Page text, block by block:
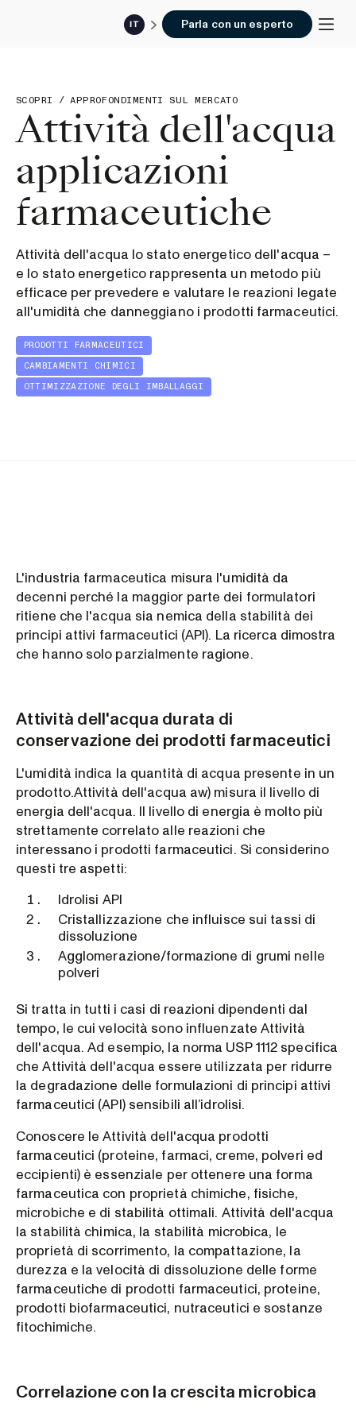
IT Parla con un esperto
SCOPRI / APPROFONDIMENTI SUL MERCATO
Attività dell'acqua
applicazioni
farmaceutiche
Attività dell'acqua lo stato energetico dell'acqua –
e lo stato energetico rappresenta un metodo più
efficace per prevedere e valutare le reazioni legate
all'umidità che danneggiano i prodotti farmaceutici.‍
PRODOTTI FARMACEUTICI
CAMBIAMENTI CHIMICI
OTTIMIZZAZIONE DEGLI IMBALLAGGI
L'industria farmaceutica misura l'umidità da
decenni perché la maggior parte dei formulatori
ritiene che l'acqua sia nemica della stabilità dei
principi attivi farmaceutici (API). La ricerca dimostra
che hanno solo parzialmente ragione.
Attività dell'acqua durata di
conservazione dei prodotti farmaceutici
L'umidità indica la quantità di acqua presente in un
prodotto.Attività dell'acqua aw) misura il livello di
energia dell'acqua. Il livello di energia è molto più
strettamente correlato alle reazioni che
interessano i prodotti farmaceutici. Si considerino
questi tre aspetti:
Idrolisi API
Cristallizzazione che influisce sui tassi di
dissoluzione
Agglomerazione/formazione di grumi nelle
polveri
Si tratta in tutti i casi di reazioni dipendenti dal
tempo, le cui velocità sono influenzate Attività
dell'acqua. Ad esempio, la norma USP 1112 specifica
che Attività dell'acqua essere utilizzata per ridurre
la degradazione delle formulazioni di principi attivi
farmaceutici (API) sensibili all’idrolisi.
Conoscere le Attività dell'acqua prodotti
farmaceutici (proteine, farmaci, creme, polveri ed
eccipienti) è essenziale per ottenere una forma
farmaceutica con proprietà chimiche, fisiche,
microbiche e di stabilità ottimali. Attività dell'acqua
la stabilità chimica, la stabilità microbica, le
proprietà di scorrimento, la compattazione, la
durezza e la velocità di dissoluzione delle forme
farmaceutiche di prodotti farmaceutici, proteine,
prodotti biofarmaceutici, nutraceutici e sostanze
fitochimiche.
Correlazione con la crescita microbica